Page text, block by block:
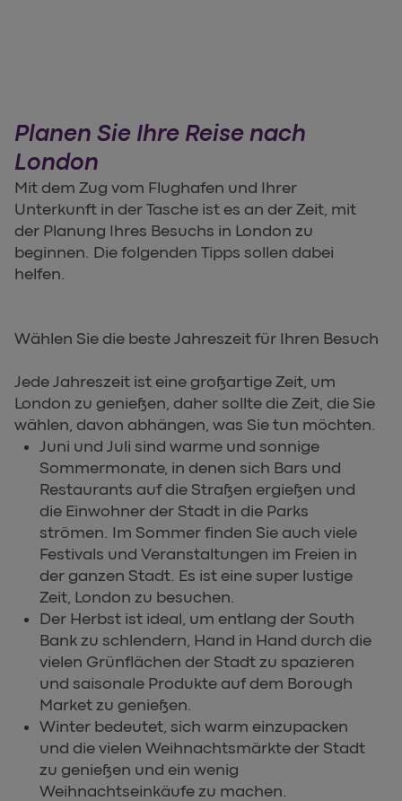
Planen Sie Ihre Reise nach
London
Mit dem Zug vom Flughafen und Ihrer
Unterkunft in der Tasche ist es an der Zeit, mit
der Planung Ihres Besuchs in London zu
beginnen. Die folgenden Tipps sollen dabei
helfen.
Wählen Sie die beste Jahreszeit für Ihren Besuch
Jede Jahreszeit ist eine großartige Zeit, um
London zu genießen, daher sollte die Zeit, die Sie
wählen, davon abhängen, was Sie tun möchten.
Juni und Juli sind warme und sonnige
Sommermonate, in denen sich Bars und
Restaurants auf die Straßen ergießen und
die Einwohner der Stadt in die Parks
strömen. Im Sommer finden Sie auch viele
Festivals und Veranstaltungen im Freien in
der ganzen Stadt. Es ist eine super lustige
Zeit, London zu besuchen.
Der Herbst ist ideal, um entlang der South
Bank zu schlendern, Hand in Hand durch die
vielen Grünflächen der Stadt zu spazieren
und saisonale Produkte auf dem Borough
Market zu genießen.
Winter bedeutet, sich warm einzupacken
und die vielen Weihnachtsmärkte der Stadt
zu genießen und ein wenig
Weihnachtseinkäufe zu machen.